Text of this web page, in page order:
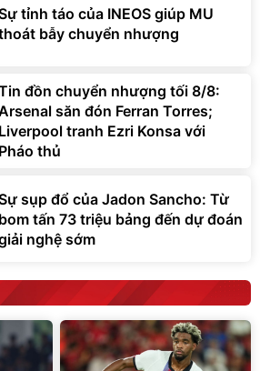
tỉnh táo của INEOS giúp MU
bẫy chuyển nhượng
đồn chuyển nhượng tối 8/8:
săn đón Ferran Torres;
Liverpool tranh Ezri Konsa với
Pháo thủ
sụp đổ của Jadon Sancho: Từ
bom tấn 73 triệu bảng đến dự đoán
nghệ sớm